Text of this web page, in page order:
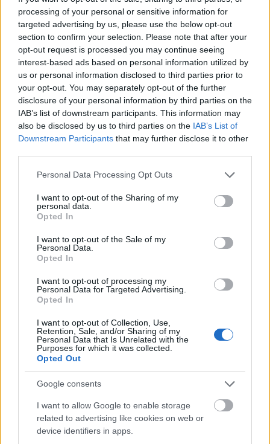
processing of your personal or sensitive information for
targeted advertising by us, please use the below opt-out
section to confirm your selection. Please note that after your
opt-out request is processed you may continue seeing
interest-based ads based on personal information utilized by
us or personal information disclosed to third parties prior to
your opt-out. You may separately opt-out of the further
disclosure of your personal information by third parties on the
IAB’s list of downstream participants. This information may
also be disclosed by us to third parties on the IAB’s List of
Downstream Participants that may further disclose it to other
Please note that this website/app uses one or more Google
not limited to your visit or usage behaviour. You may click to
grant or deny consent to Google and its third-party tags to
use your data for below specified purposes in below Google
consent section.
Personal Data Processing Opt Outs
I want to opt-out of the Sharing of my
personal data.
Opted In
I want to opt-out of the Sale of my
Personal Data.
Opted In
I want to opt-out of processing my
Personal Data for Targeted Advertising.
Opted In
I want to opt-out of Collection, Use,
Retention, Sale, and/or Sharing of my
Personal Data that Is Unrelated with the
Purposes for which it was collected.
Opted Out
Google consents
I want to allow Google to enable storage
related to advertising like cookies on web or
device identifiers in apps.
Viata de noapte in Grecia
22-23 si nu se incheie decat cand soarele este bine
instalat pe cer. Grecii sunt iubitori de petreceri,
dans si muzica, de intalniri vesele cu prietenii.
Barurile si cafenelele sunt deschise pana tarziu in
noapte si ofera toate felurile de muzica: greceasca,
internationala, pop, trance, rock alternativ, jazz,
latino si orice va mai trece prin minte. Fiecare colt
de strada are cate un bar sau cafenea care sunt
pline mai ales in week-end-uri si puteti gasi orice
atmosfera doriti, de la eleganta, traditionala pana
la romantica. Oricine isi poate regasi stilul propriu
in aceste localuri si se poate bucura de muzica
preferata.
Cluburile de noapte pot fi gasite la tot pasul si sunt
deschise toata noaptea, pana la 6 sau 7 dimineata.
Si cluburile de noapte grecesti ofera o larga